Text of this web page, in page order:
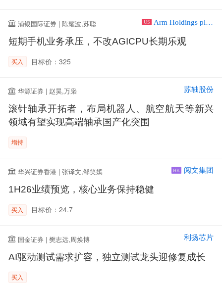
浦银国际证券 | 陈耀波,苏聪 US Arm Holdings plc ADR
短期手机业务承压，不改AGICPU长期乐观
买入 目标价：325
华源证券 | 赵昊,万枭 苏轴股份
滚针轴承开拓者，布局机器人、航空航天等新兴
领域有望实现高端轴承国产化突围
增持
华兴证券香港 | 张译文,邹笑嫣 HK 阅文集团
1H26业绩预览，核心业务保持稳健
买入 目标价：24.7
国金证券 | 樊志远,周焕博 利扬芯片
AI驱动测试需求扩容，独立测试龙头迎修复成长
买入